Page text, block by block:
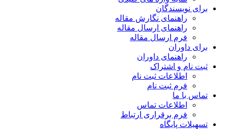
برای نویسندگان
راهنمای نگارش مقاله
راهنمای ارسال مقاله
فرم ارسال مقاله
برای داوران
راهنمای داوران
ثبت نام و اشتراک
اطلاعات ثبت نام
فرم ثبت نام
تماس با ما
اطلاعات تماس
فرم برقراری ارتباط
تسهیلات پایگاه